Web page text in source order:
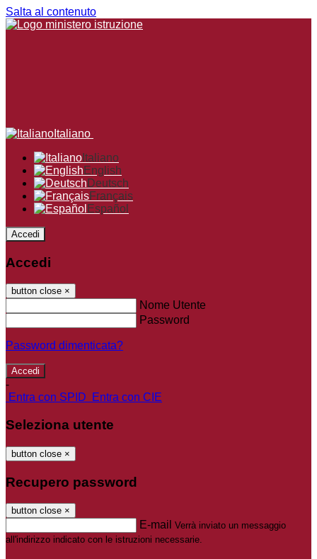
Salta al contenuto
Italiano
Italiano
English
Deutsch
Français
Español
Accedi
Accedi
button close ×
Nome Utente
Password
Password dimenticata?
-
Entra con SPID
Entra con CIE
Seleziona utente
button close ×
Recupero password
button close ×
E-mail Verrà inviato un messaggio
all'indirizzo indicato con le istruzioni necessarie.